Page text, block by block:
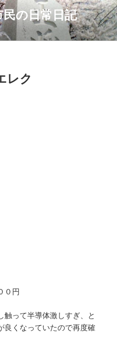
の日常日記
レク
０円
触って半導体激しすぎ、と
良くなっていたので再度確